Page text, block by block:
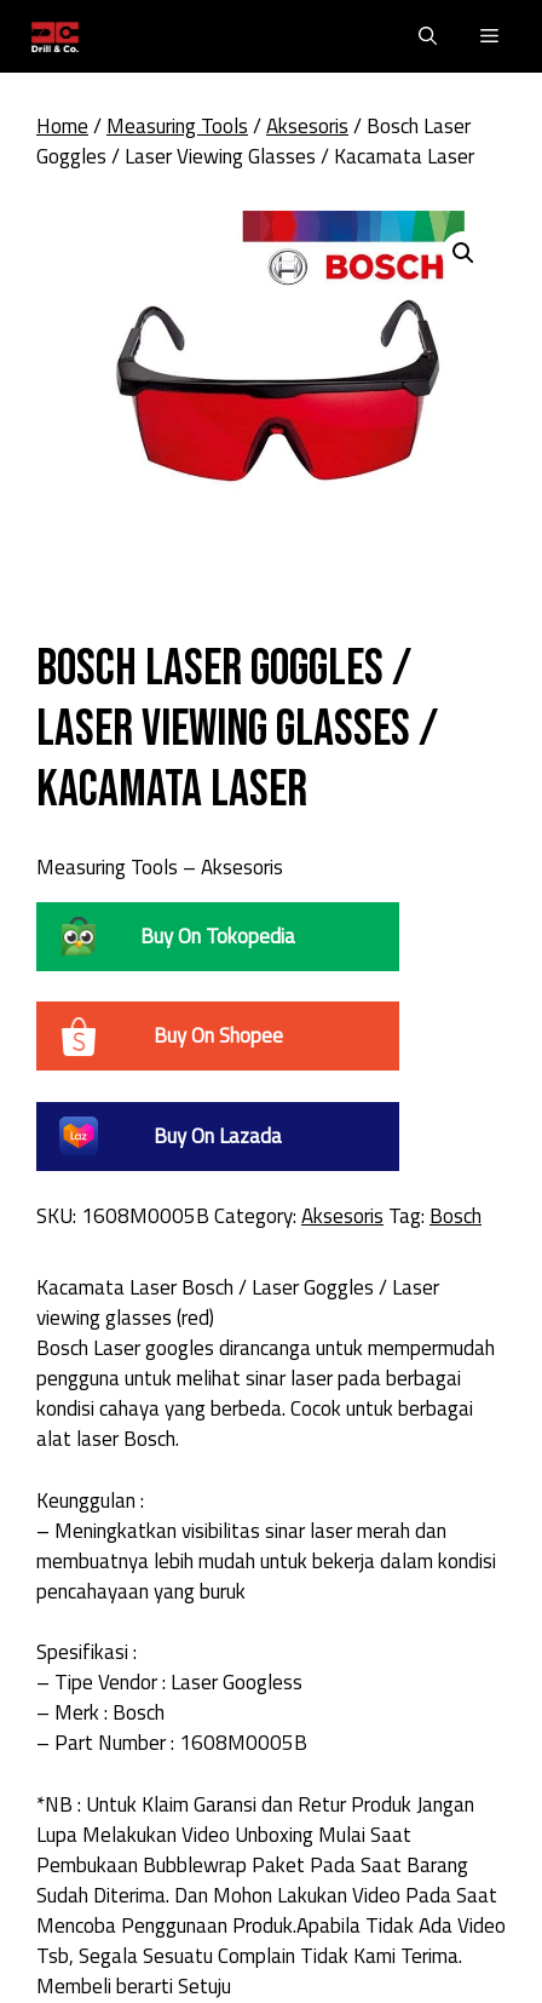
content
Home/Measuring Tools/Aksesoris/ Bosch Laser
Goggles / Laser Viewing Glasses / Kacamata Laser
Bosch Laser Goggles /
Laser Viewing Glasses /
Kacamata Laser
Measuring Tools – Aksesoris
Buy On Tokopedia
Buy On Shopee
Buy On Lazada
SKU: 1608M0005BCategory:Aksesoris Tag: Bosch
Kacamata Laser Bosch / Laser Goggles / Laser
viewing glasses (red)
Bosch Laser googles dirancanga untuk mempermudah
pengguna untuk melihat sinar laser pada berbagai
kondisi cahaya yang berbeda. Cocok untuk berbagai
alat laser Bosch.
Keunggulan :
– Meningkatkan visibilitas sinar laser merah dan
membuatnya lebih mudah untuk bekerja dalam kondisi
pencahayaan yang buruk
Spesifikasi :
– Tipe Vendor : Laser Googless
– Merk : Bosch
– Part Number : 1608M0005B
*NB : Untuk Klaim Garansi dan Retur Produk Jangan
Lupa Melakukan Video Unboxing Mulai Saat
Pembukaan Bubblewrap Paket Pada Saat Barang
Sudah Diterima. Dan Mohon Lakukan Video Pada Saat
Mencoba Penggunaan Produk.Apabila Tidak Ada Video
Tsb, Segala Sesuatu Complain Tidak Kami Terima.
Membeli berarti Setuju